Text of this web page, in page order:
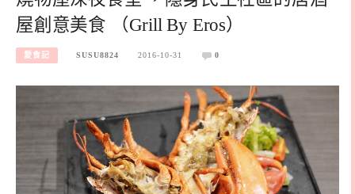
屋創意美食 （Grill By Eros）
愛食記 SUSU8824 2016-10-31 0